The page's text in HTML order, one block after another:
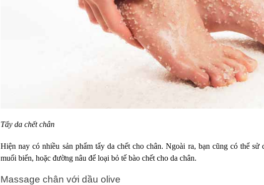
Tẩy da chết chân
Hiện nay có nhiều sản phẩm tẩy da chết cho chân. Ngoài ra, bạn cũng có thể
muối biển, hoặc đường nâu để loại bỏ tế bào chết cho da chân.
Massage chân với dầu olive